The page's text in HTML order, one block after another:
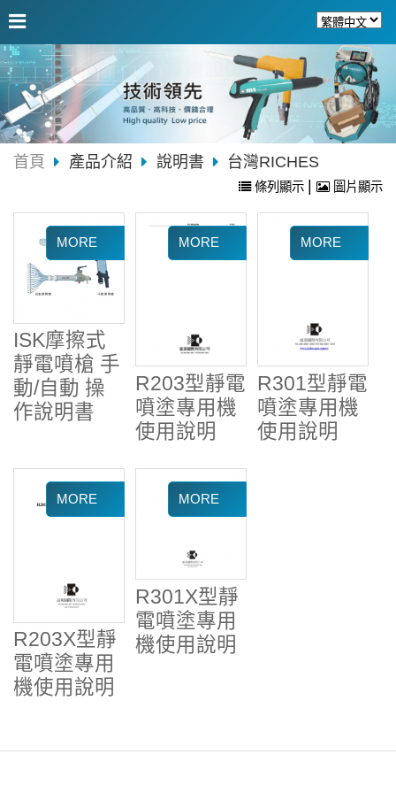
首頁 產品介紹 說明書 台灣RICHES
條列顯示 | 圖片顯示
ISK摩擦式
靜電噴槍 手
動/自動 操
作說明書
R203型靜電
噴塗專用機
使用說明
R301型靜電
噴塗專用機
使用說明
R203X型靜
電噴塗專用
機使用說明
R301X型靜
電噴塗專用
機使用說明